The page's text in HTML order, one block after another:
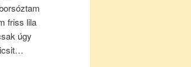
friss lila
úgy